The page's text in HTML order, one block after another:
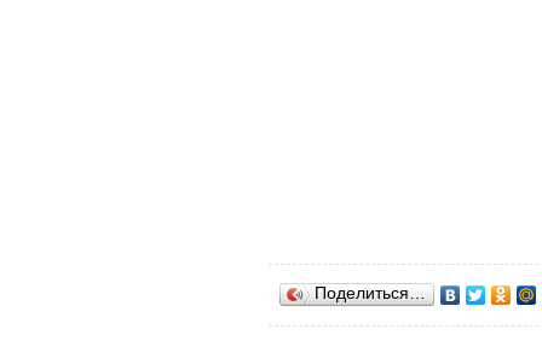
Поделиться…